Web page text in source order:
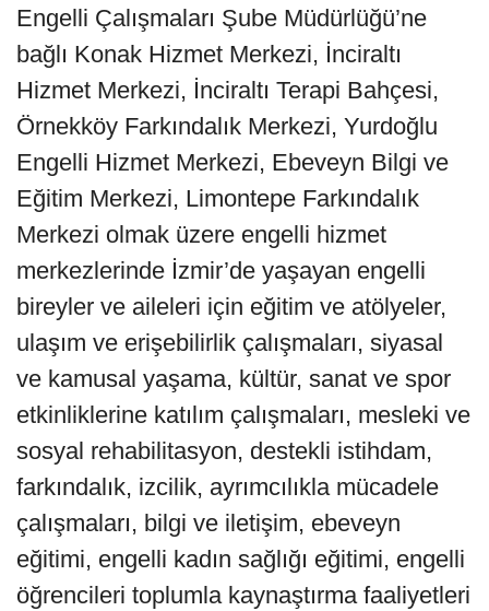
Engelli Çalışmaları Şube Müdürlüğü’ne
bağlı Konak Hizmet Merkezi, İnciraltı
Hizmet Merkezi, İnciraltı Terapi Bahçesi,
Örnekköy Farkındalık Merkezi, Yurdoğlu
Engelli Hizmet Merkezi, Ebeveyn Bilgi ve
Eğitim Merkezi, Limontepe Farkındalık
Merkezi olmak üzere engelli hizmet
merkezlerinde İzmir’de yaşayan engelli
bireyler ve aileleri için eğitim ve atölyeler,
ulaşım ve erişebilirlik çalışmaları, siyasal
ve kamusal yaşama, kültür, sanat ve spor
etkinliklerine katılım çalışmaları, mesleki ve
sosyal rehabilitasyon, destekli istihdam,
farkındalık, izcilik, ayrımcılıkla mücadele
çalışmaları, bilgi ve iletişim, ebeveyn
eğitimi, engelli kadın sağlığı eğitimi, engelli
öğrencileri toplumla kaynaştırma faaliyetleri